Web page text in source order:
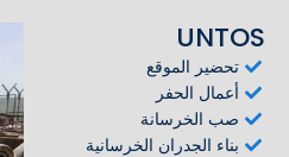
UNTOS
تحضير الموقع
أعمال الحفر
صب الخرسانة
بناء الجدران الخرسانية